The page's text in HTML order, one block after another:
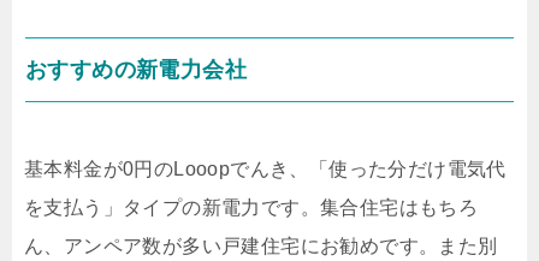
おすすめの新電力会社
基本料金が0円のLooopでんき、「使った分だけ電気代
を支払う」タイプの新電力です。集合住宅はもちろ
ん、アンペア数が多い戸建住宅にお勧めです。また別